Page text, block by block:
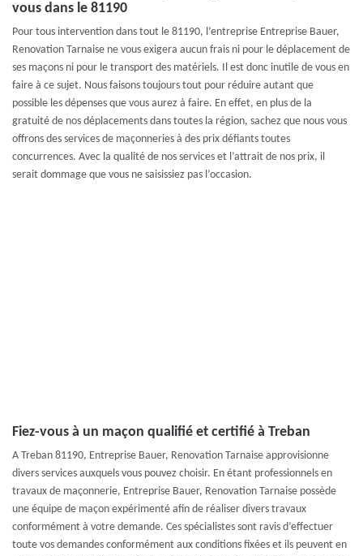
vous dans le 81190
Pour tous intervention dans tout le 81190, l’entreprise Entreprise Bauer,
Renovation Tarnaise ne vous exigera aucun frais ni pour le déplacement de
ses maçons ni pour le transport des matériels. Il est donc inutile de vous en
faire à ce sujet. Nous faisons toujours tout pour réduire autant que
possible les dépenses que vous aurez à faire. En effet, en plus de la
gratuité de nos déplacements dans toutes la région, sachez que nous vous
offrons des services de maçonneries à des prix défiants toutes
concurrences. Avec la qualité de nos services et l’attrait de nos prix, il
serait dommage que vous ne saisissiez pas l’occasion.
Fiez-vous à un maçon qualifié et certifié à Treban
A Treban 81190, Entreprise Bauer, Renovation Tarnaise approvisionne
divers services auxquels vous pouvez choisir. En étant professionnels en
travaux de maçonnerie, Entreprise Bauer, Renovation Tarnaise possède
une équipe de maçon expérimenté afin de réaliser divers travaux
conformément à votre demande. Ces spécialistes sont ravis d’effectuer
toute vos demandes conformément aux conditions fixées et ils peuvent en